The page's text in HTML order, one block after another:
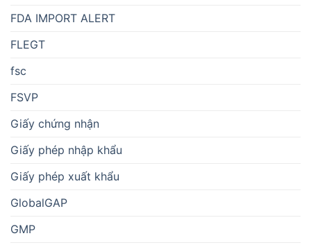
FDA IMPORT ALERT
FLEGT
fsc
FSVP
Giấy chứng nhận
Giấy phép nhập khẩu
Giấy phép xuất khẩu
GlobalGAP
GMP